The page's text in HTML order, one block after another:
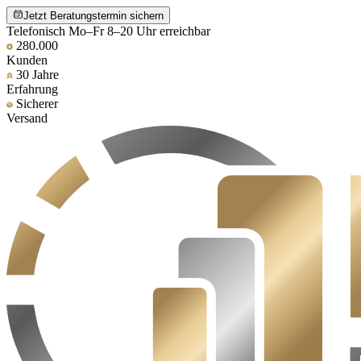
Jetzt Beratungstermin sichern
Telefonisch Mo–Fr 8–20 Uhr erreichbar
280.000
Kunden
30 Jahre
Erfahrung
Sicherer
Versand